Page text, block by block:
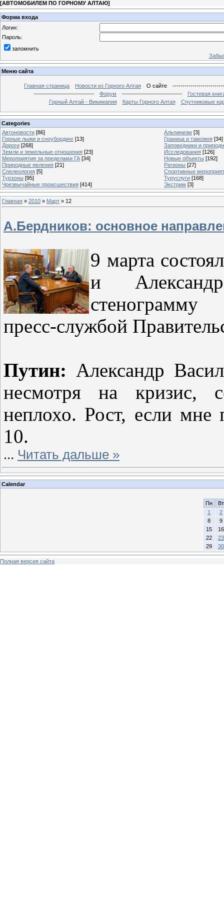
[АВТОМОБИЛЕМ ПО ГОРНОМУ АЛТАЮ]
Форма входа
Логин:
Пароль:
запомнить
Меню сайта
Главная страница Новости из Горного Алтая О сайте
------------------------------
Форум ------------------------------
Гостевая
Горный Алтай - Викимапия
Карты Горного Алтая Спутниковые
Categories
Автоновости [86] Альпинизм [3]
Горные лыжи и сноубординг [13] Граница и таможня [34]
Дороги [268]
Заповедники и
Земли и земельные отношения [23] Исследования [126]
Мероприятия за пределами ГА [34] Новые объекты [192]
Природные явления [21] Регионы [27]
Спелеология [5]
Спортивные
Турзоны [95] Туруслуги [168]
Чрезвычайные происшествия [414] Экстрим [3]
Главная » 2010 » Март » 12
А.Бердников: основное
9 марта
и
стенограмму
пресс-службой
Путин: Александр
несмотря на кризис,
неплохо. Рост, если мне
10.
... Читать дальше »
Calendar
Пн
Вт
1
2
8
9
15
16
22
23
29
30
Полная версия сайта